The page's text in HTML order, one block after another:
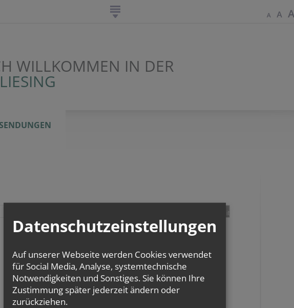
WILLKOMMEN IN DER
pin it
Datenschutzeinstellungen
Auf unserer Webseite werden Cookies verwendet
für Social Media, Analyse, systemtechnische
Notwendigkeiten und Sonstiges. Sie können Ihre
Zustimmung später jederzeit ändern oder
zurückziehen.